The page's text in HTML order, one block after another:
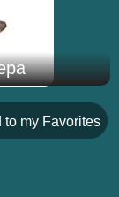
to my Favorites